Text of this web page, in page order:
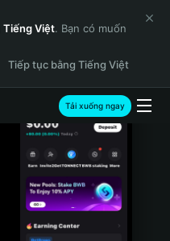
Tiếng Việt. Bạn có muốn
Tiếp tục bằng Tiếng Việt
Tải xuống ngay